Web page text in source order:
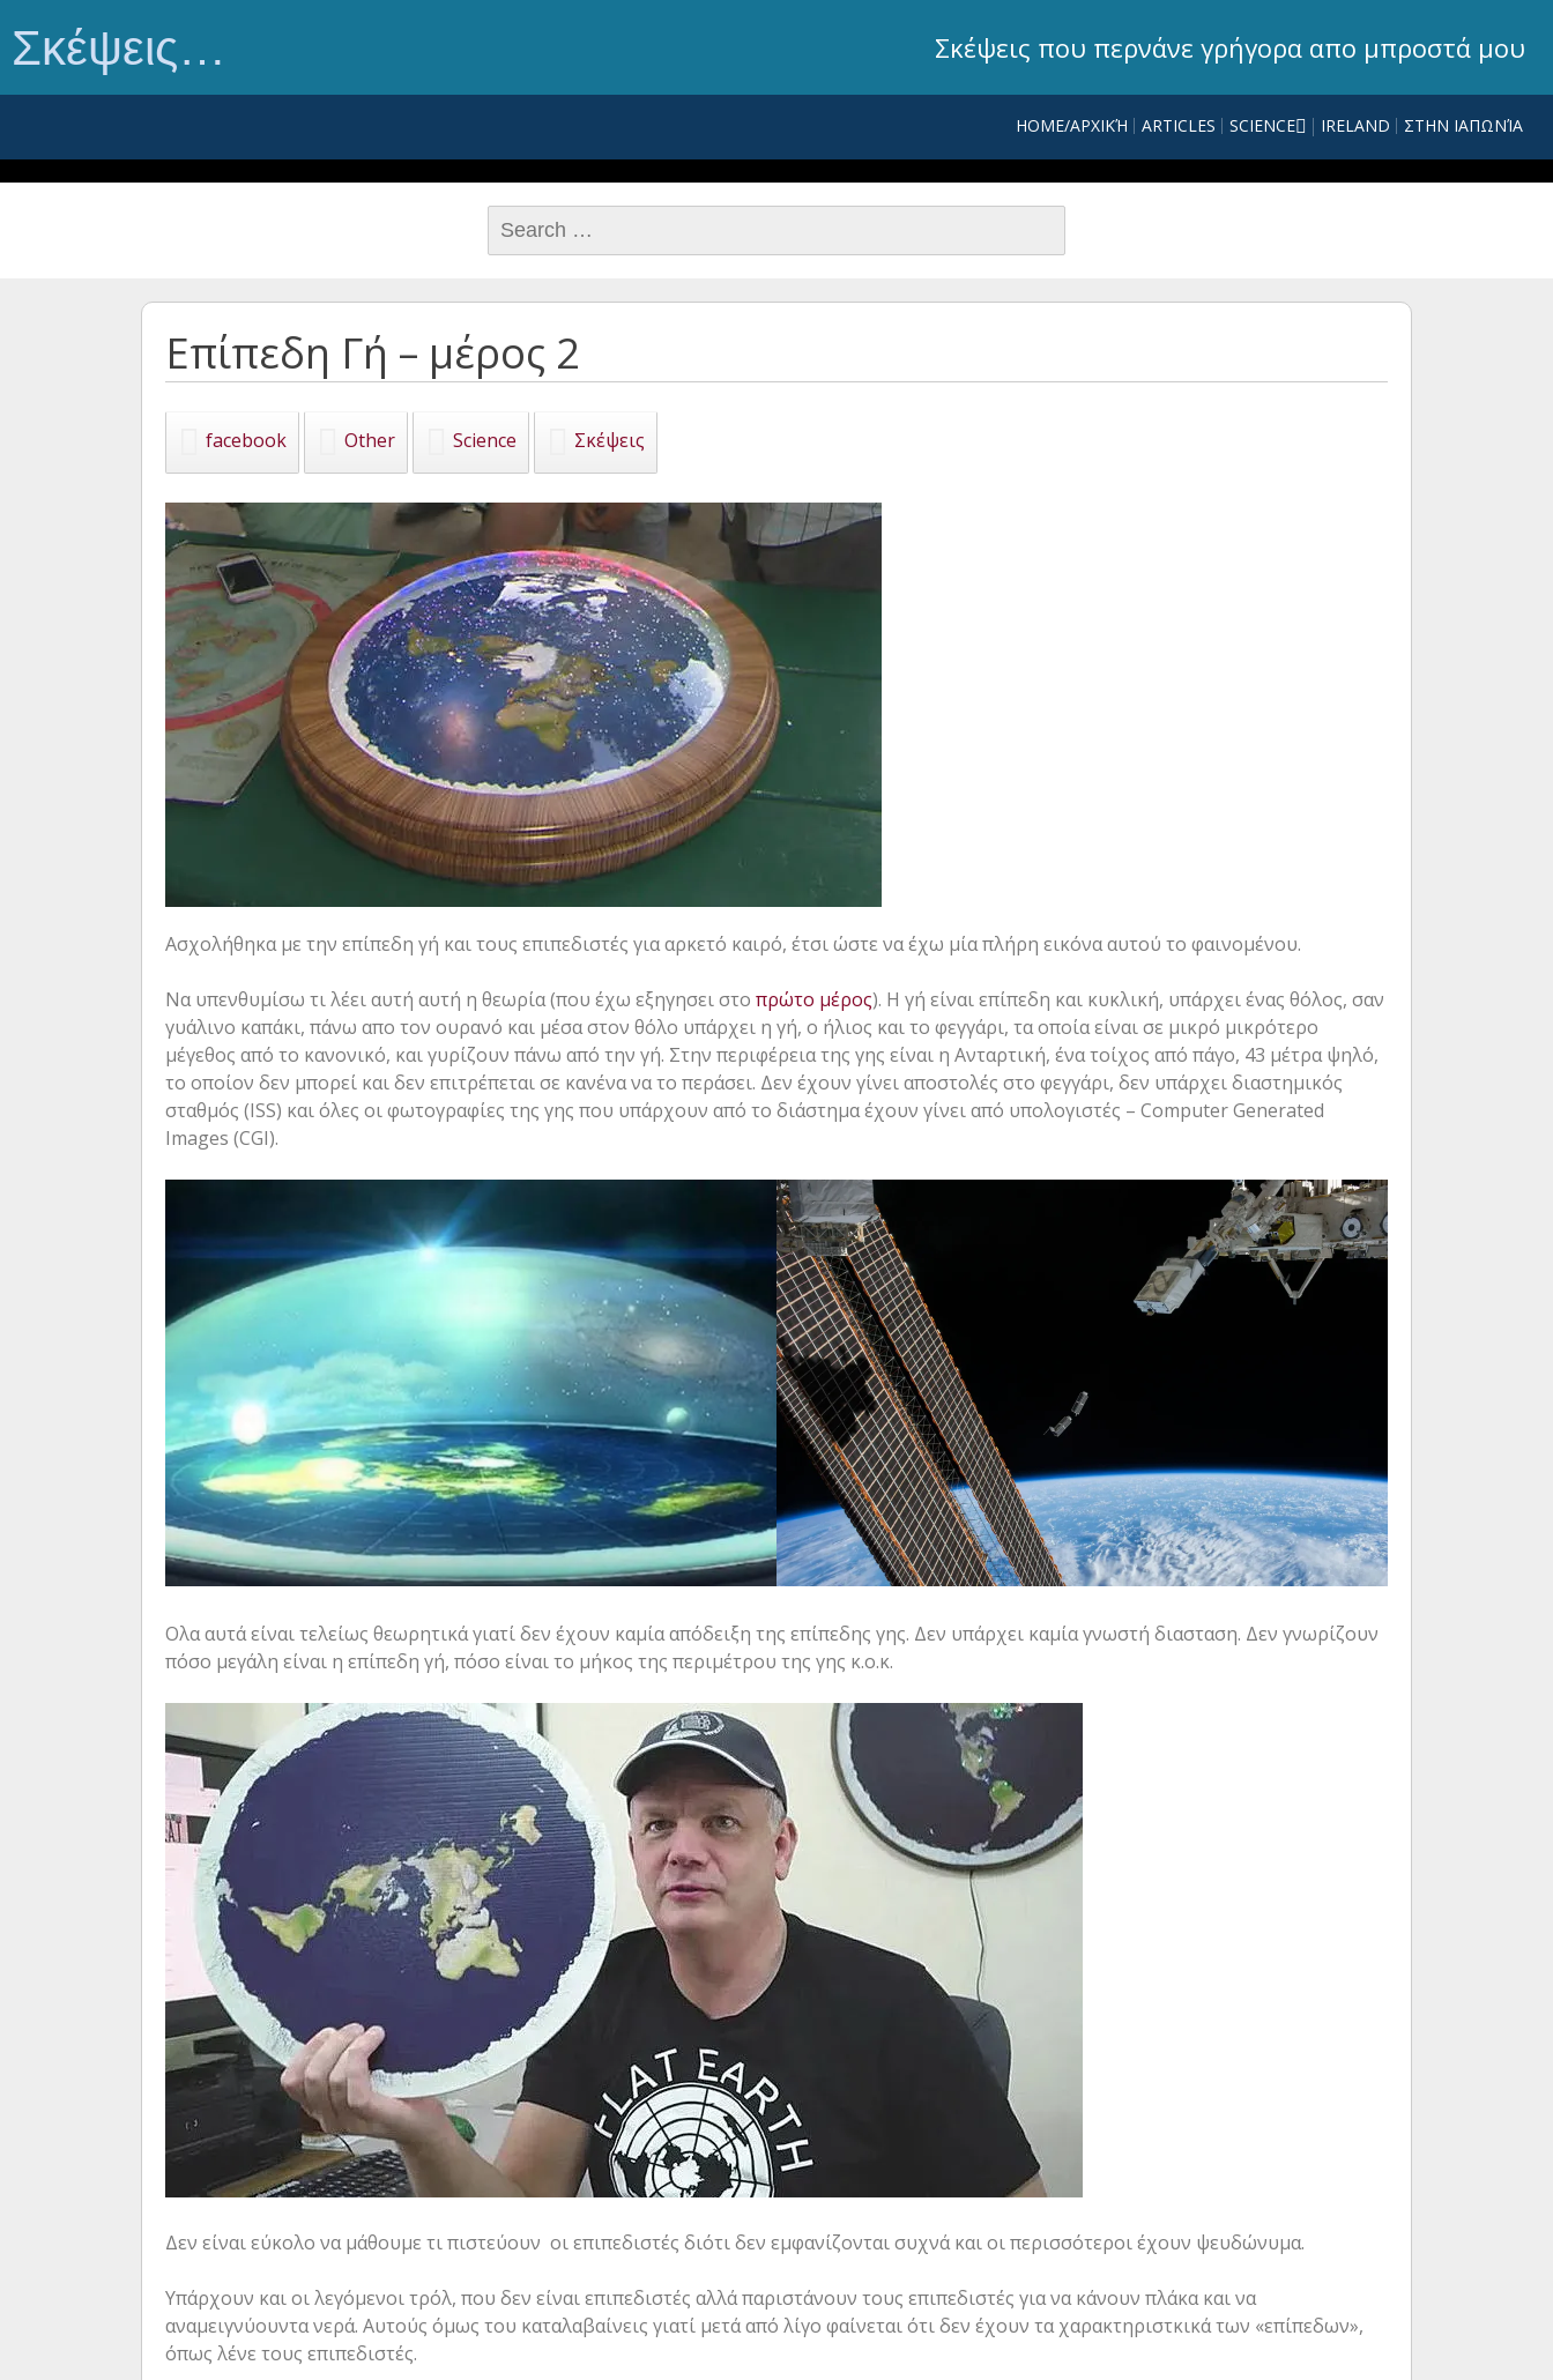
Σκέψεις… Σκέψεις που περνάνε γρήγορα απο μπροστά μου
HOME/ΑΡΧΙΚΉ ARTICLES SCIENCE
MATHS
IRELAND ΣΤΗΝ ΙΑΠΩΝΊΑ
for:
Επίπεδη Γή – μέρος 2
facebook Other Science Σκέψεις
Ασχολήθηκα με την επίπεδη γή και τους επιπεδιστές για αρκετό καιρό, έτσι ώστε να έχω μία πλήρη εικόνα αυτού το φαινομένου.
Να υπενθυμίσω τι λέει αυτή αυτή η θεωρία (που έχω εξηγησει στο πρώτο μέρος). Η γή είναι επίπεδη και κυκλική, υπάρχει ένας θόλος, σαν
γυάλινο καπάκι, πάνω απο τον ουρανό και μέσα στον θόλο υπάρχει η γή, ο ήλιος και το φεγγάρι, τα οποία είναι σε μικρό μικρότερο
μέγεθος από το κανονικό, και γυρίζουν πάνω από την γή. Στην περιφέρεια της γης είναι η Ανταρτική, ένα τοίχος από πάγο, 43 μέτρα ψηλό,
το οποίον δεν μπορεί και δεν επιτρέπεται σε κανένα να το περάσει. Δεν έχουν γίνει αποστολές στο φεγγάρι, δεν υπάρχει διαστημικός
σταθμός (ISS) και όλες οι φωτογραφίες της γης που υπάρχουν από το διάστημα έχουν γίνει από υπολογιστές – Computer Generated
Images (CGI).
Ολα αυτά είναι τελείως θεωρητικά γιατί δεν έχουν καμία απόδειξη της επίπεδης γης. Δεν υπάρχει καμία γνωστή διασταση. Δεν γνωρίζουν
πόσο μεγάλη είναι η επίπεδη γή, πόσο είναι το μήκος της περιμέτρου της γης κ.ο.κ.
Δεν είναι εύκολο να μάθουμε τι πιστεύουν οι επιπεδιστές διότι δεν εμφανίζονται συχνά και οι περισσότεροι έχουν ψευδώνυμα.
Υπάρχουν και οι λεγόμενοι τρόλ, που δεν είναι επιπεδιστές αλλά παριστάνουν τους επιπεδιστές για να κάνουν πλάκα και να
αναμειγνύουντα νερά. Αυτούς όμως του καταλαβαίνεις γιατί μετά από λίγο φαίνεται ότι δεν έχουν τα χαρακτηριστκικά των «επίπεδων»,
όπως λένε τους επιπεδιστές.